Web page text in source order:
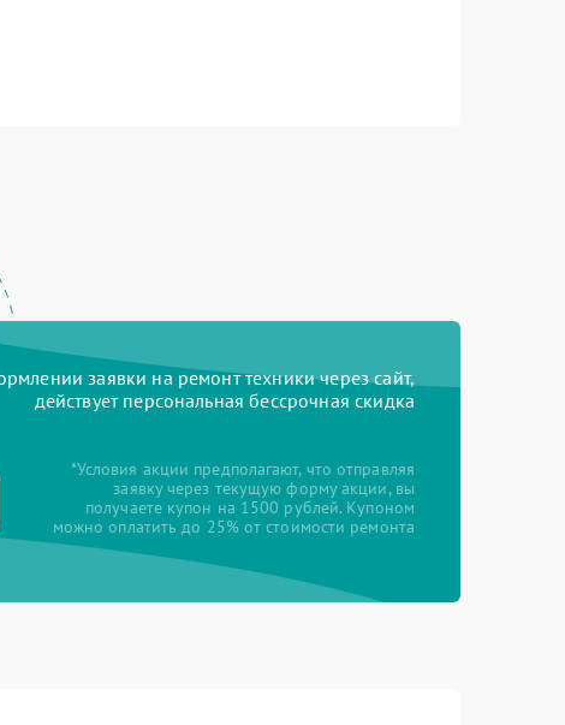
заявки на ремонт техники через сайт,
действует персональная бессрочная скидка
*Условия акции предполагают, что отправляя
заявку через текущую форму акции, вы
получаете купон на 1500 рублей. Купоном
можно оплатить до 25% от стоимости ремонта